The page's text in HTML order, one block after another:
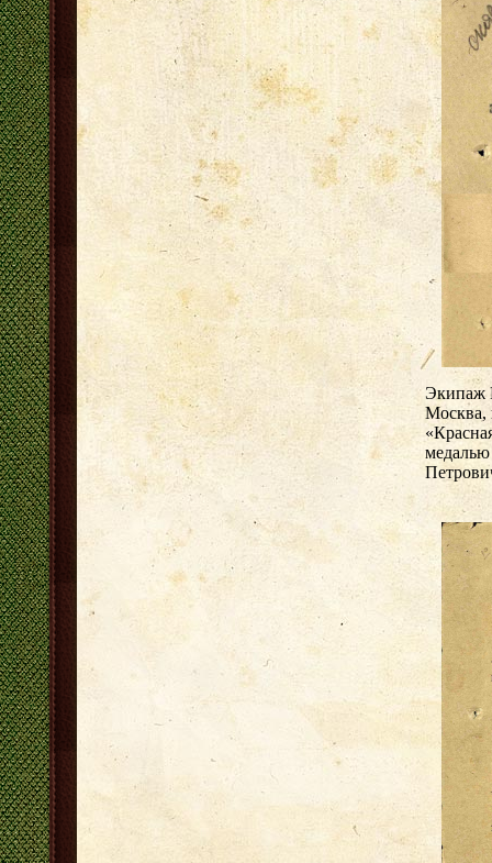
Экипаж
Москва,